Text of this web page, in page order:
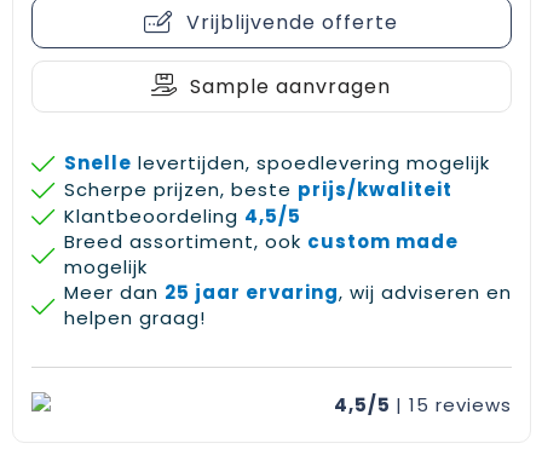
Vrijblijvende offerte
Sample aanvragen
Snelle levertijden, spoedlevering mogelijk
Scherpe prijzen, beste prijs/kwaliteit
Klantbeoordeling 4,5/5
Breed assortiment, ook custom made
mogelijk
Meer dan 25 jaar ervaring, wij adviseren en
helpen graag!
4,5/5 | 15 reviews